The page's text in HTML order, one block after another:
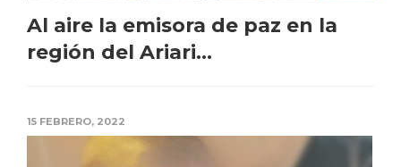
Al aire la emisora de paz en la
región del Ariari...
15 FEBRERO, 2022